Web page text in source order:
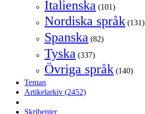
Italienska (101)
Nordiska språk (131)
Spanska (82)
Tyska (337)
Övriga språk (140)
Teman
Artikelarkiv (2452)
Skribenter